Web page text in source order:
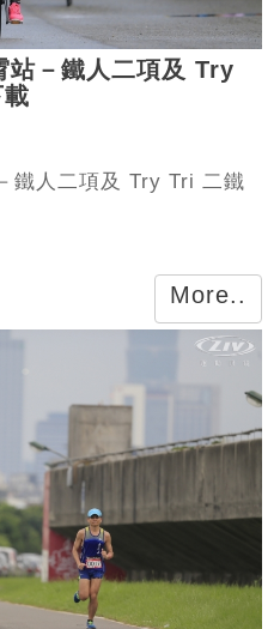
站－鐵人二項及 Try
鐵人二項及 Try Tri 二鐵
More..